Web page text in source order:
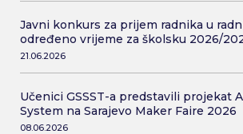
Javni konkurs za prijem radnika u
određeno vrijeme za školsku 2026/
21.06.2026
Učenici GSSST-a predstavili projekat
System na Sarajevo Maker Faire 2026
08.06.2026